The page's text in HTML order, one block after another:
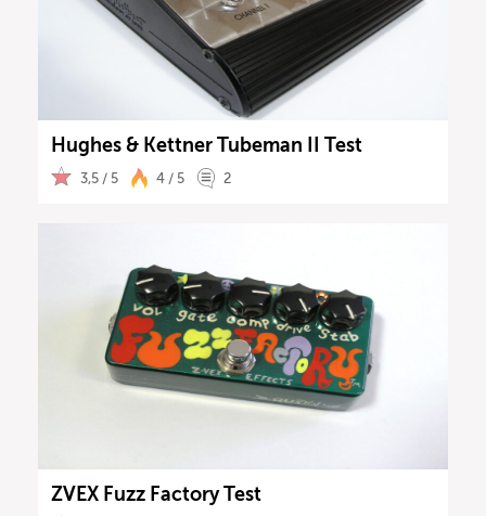
Hughes & Kettner Tubeman II Test
3,5 / 5 4 / 5 2
ZVEX Fuzz Factory Test